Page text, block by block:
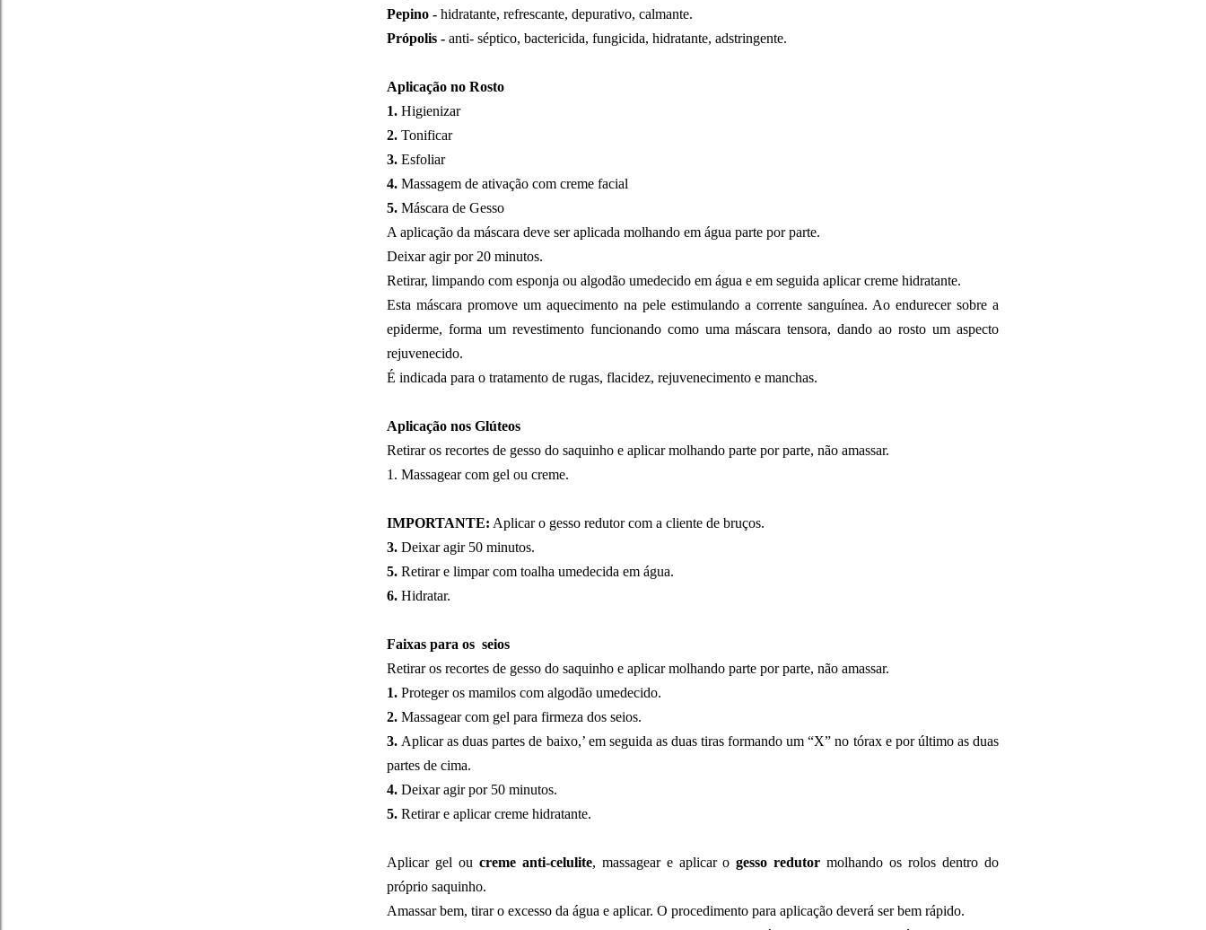
Pepino - hidratante, refrescante, depurativo, calmante.
Própolis - anti- séptico, bactericida, fungicida, hidratante, adstringente.
Aplicação no Rosto
1. Higienizar
2. Tonificar
3. Esfoliar
4. Massagem de ativação com creme facial
5. Máscara de Gesso
A aplicação da máscara deve ser aplicada molhando em água parte por parte.
Deixar agir por 20 minutos.
Retirar, limpando com esponja ou algodão umedecido em água e em seguida aplicar creme hidratante.
Esta máscara promove um aquecimento na pele estimulando a corrente sanguínea. Ao endurecer sobre a
epiderme, forma um revestimento funcionando como uma máscara tensora, dando ao rosto um aspecto
rejuvenecido.
É indicada para o tratamento de rugas, flacidez, rejuvenecimento e manchas.
Aplicação nos Glúteos
Retirar os recortes de gesso do saquinho e aplicar molhando parte por parte, não amassar.
1. Massagear com gel ou creme.
IMPORTANTE: Aplicar o gesso redutor com a cliente de bruços.
3. Deixar agir 50 minutos.
5. Retirar e limpar com toalha umedecida em água.
6. Hidratar.
Faixas para os seios
Retirar os recortes de gesso do saquinho e aplicar molhando parte por parte, não amassar.
1. Proteger os mamilos com algodão umedecido.
2. Massagear com gel para firmeza dos seios.
3. Aplicar as duas partes de baixo,’ em seguida as duas tiras formando um “X” no tórax e por último as duas
partes de cima.
4. Deixar agir por 50 minutos.
5. Retirar e aplicar creme hidratante.
Aplicar gel ou creme anti-celulite, massagear e aplicar ogesso redutor molhando os rolos dentro do
próprio saquinho.
Amassar bem, tirar o excesso da água e aplicar. O procedimento para aplicação deverá ser bem rápido.